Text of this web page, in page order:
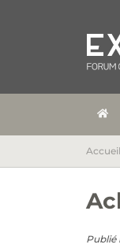
Accueil
Publié